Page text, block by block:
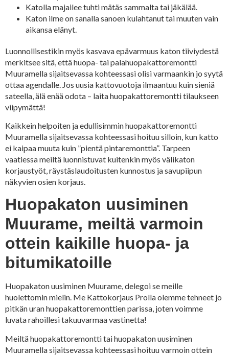
Katolla majailee tuhti mätäs sammalta tai jäkälää.
Katon ilme on sanalla sanoen kulahtanut tai muuten vain
aikansa elänyt.
Luonnollisestikin myös kasvava epävarmuus katon tiiviydestä
merkitsee sitä, että huopa- tai palahuopakattoremontti
Muuramella sijaitsevassa kohteessasi olisi varmaankin jo syytä
ottaa agendalle. Jos uusia kattovuotoja ilmaantuu kuin sieniä
sateella, älä enää odota – laita huopakattoremontti tilaukseen
viipymättä!
Kaikkein helpoiten ja edullisimmin huopakattoremontti
Muuramella sijaitsevassa kohteessasi hoituu silloin, kun katto
ei kaipaa muuta kuin ”pientä pintaremonttia”. Tarpeen
vaatiessa meiltä luonnistuvat kuitenkin myös välikaton
korjaustyöt, räystäslaudoitusten kunnostus ja savupiipun
näkyvien osien korjaus.
Huopakaton uusiminen
Muurame, meiltä varmoin
ottein kaikille huopa- ja
bitumikatoille
Huopakaton uusiminen Muurame, delegoi se meille
huolettomin mielin. Me Kattokorjaus Prolla olemme tehneet jo
pitkän uran huopakattoremonttien parissa, joten voimme
luvata rahoillesi takuuvarmaa vastinetta!
Meiltä huopakattoremontti tai huopakaton uusiminen
Muuramella sijaitsevassa kohteessasi hoituu varmoin ottein